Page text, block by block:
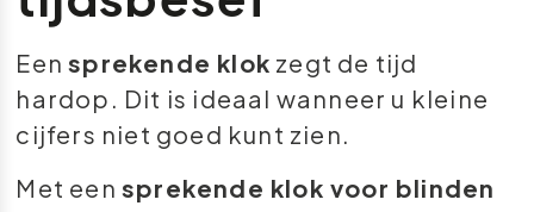
Eensprekende klok zegt de tijd
hardop. Dit is ideaal wanneer u kleine
cijfers niet goed kunt zien.
Met eensprekende klok voor blinden